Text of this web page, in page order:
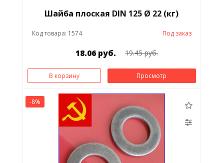
Шайба плоская DIN 125 Ø 22 (кг)
Код товара: 1574 Под заказ
18.06 руб. 19.45 руб.
В корзину Просмотр
-8%